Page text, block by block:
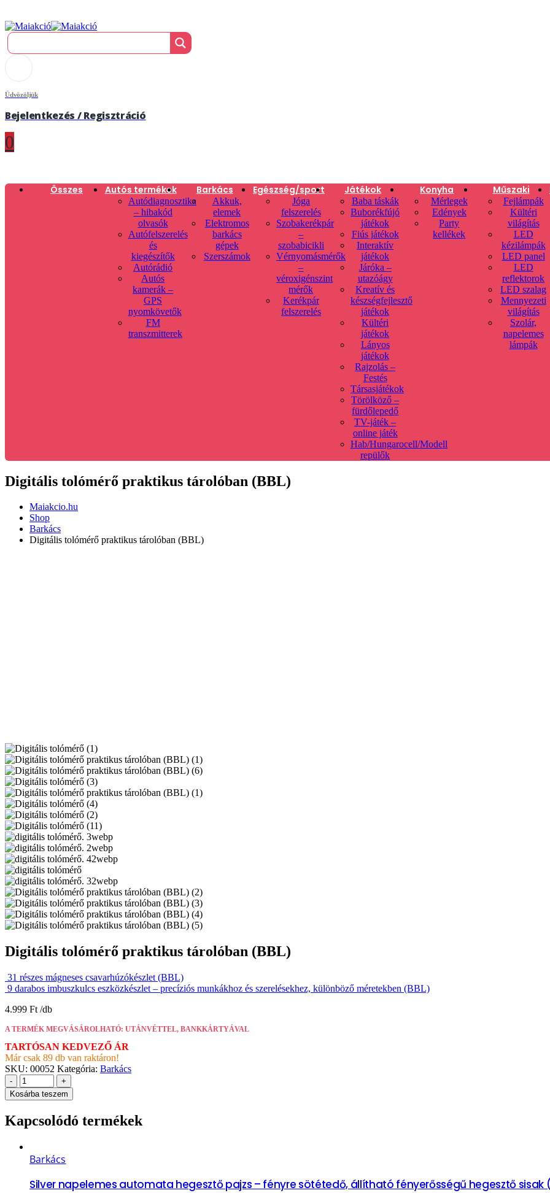
Üdvözöljük
Bejelentkezés / Regisztráció
0
Összes Autós termékek
Autódiagnosztika
– hibakód
olvasók
Autófelszerelés
és
kiegészítők
Autórádió
Autós
kamerák –
GPS
nyomkövetők
FM
transzmitterek
Barkács
Akkuk,
elemek
Elektromos
barkács
gépek
Szerszámok
Egészség/sport
Jóga
felszerelés
Szobakerékpár
–
szobabicikli
Vérnyomásmérők
–
véroxigénszint
mérők
Kerékpár
felszerelés
Játékok
Baba táskák
Buborékfújó
játékok
Fiús játékok
Interaktív
játékok
Járóka –
utazóágy
Kreatív és
készségfejlesztő
játékok
Kültéri
játékok
Lányos
játékok
Rajzolás –
Festés
Társasjátékok
Törölköző –
fürdőlepedő
TV-játék –
online játék
Hab/Hungarocell/Modell
repülők
Konyha
Mérlegek
Edények
Party
kellékek
Műszaki
Fejlámpák
Kültéri
világítás
LED
kézilámpák
LED panel
LED
reflektorok
LED szalag
Mennyezeti
világítás
Szolár,
napelemes
lámpák
Digitális tolómérő praktikus tárolóban (BBL)
Maiakcio.hu
Shop
Barkács
Digitális tolómérő praktikus tárolóban (BBL)
Digitális tolómérő praktikus tárolóban (BBL)
31 részes mágneses csavarhúzókészlet (BBL)
9 darabos imbuszkulcs eszközkészlet – precíziós munkákhoz és szerelésekhez, különböző méretekben (BBL)
4.999 Ft
A TERMÉK MEGVÁSÁROLHATÓ: UTÁNVÉTTEL, BANKKÁRTYÁVAL
TARTÓSAN KEDVEZŐ ÁR
Már csak 89 db van raktáron!
SKU: 00052 Kategória: Barkács
-
+
Kosárba teszem
Kapcsolódó termékek
Barkács
Silver napelemes automata hegesztő pajzs – fényre sötétedő, állítható fényerősségű hegesztő sisak